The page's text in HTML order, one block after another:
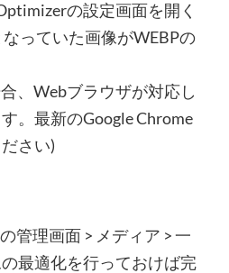
の設定画面を開く
っていた画像がWEBPの
、Webブラウザが対応し
。最新のGoogle Chrome
さい)
管理画面 > メディア > 一
最適化を行っておけば完